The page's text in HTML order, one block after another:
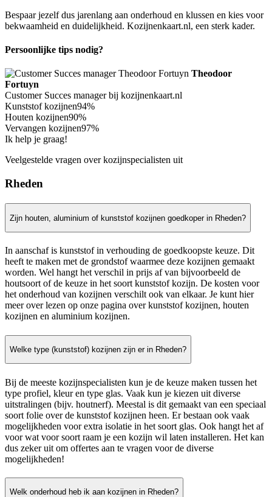
Bespaar jezelf dus jarenlang aan onderhoud en klussen en kies voor
bekwaamheid en duidelijkheid. Kozijnenkaart.nl, een sterk kader.
Persoonlijke tips nodig?
Theodoor
Fortuyn
Customer Succes manager bij kozijnenkaart.nl
Kunststof kozijnen94%
Houten kozijnen90%
Vervangen kozijnen97%
Ik help je graag!
Veelgestelde vragen over kozijnspecialisten uit
Rheden
Zijn houten, aluminium of kunststof kozijnen goedkoper in Rheden?
In aanschaf is kunststof in verhouding de goedkoopste keuze. Dit
heeft te maken met de grondstof waarmee deze kozijnen gemaakt
worden. Wel hangt het verschil in prijs af van bijvoorbeeld de
houtsoort of de keuze in het soort kunststof kozijn. De kosten voor
het onderhoud van kozijnen verschilt ook van elkaar. Je kunt hier
meer over lezen op onze pagina over kunststof kozijnen, houten
kozijnen en aluminium kozijnen.
Welke type (kunststof) kozijnen zijn er in Rheden?
Bij de meeste kozijnspecialisten kun je de keuze maken tussen het
type profiel, kleur en type glas. Vaak kun je kiezen uit diverse
uitstralingen (bijv. houtnerf). Meestal is dit gemaakt van een speciaal
soort folie over de kunststof kozijnen heen. Er bestaan ook vaak
mogelijkheden voor extra isolatie in het soort glas. Ook hangt het af
voor wat voor soort raam je een kozijn wil laten installeren. Het kan
dus zeker uit om offertes aan te vragen voor de diverse
mogelijkheden!
Welk onderhoud heb ik aan kozijnen in Rheden?